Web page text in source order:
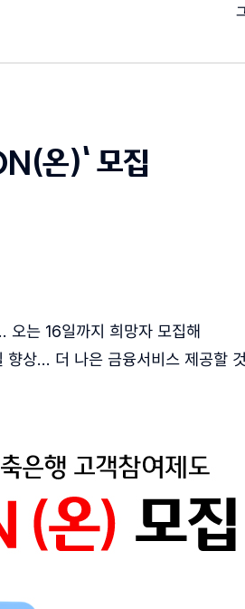
온)’ 모집
는 16일까지 희망자 모집해
상… 더 나은 금융서비스 제공할